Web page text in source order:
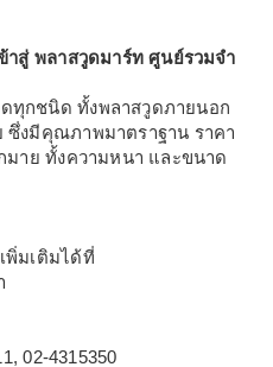
สู่ พลาสวูดมาร์ท ศูนย์รวมจำ
ทุกชนิด ทั้งพลาสวูดภายนอก
ซึ่งมีคุณภาพมาตราฐาน ราคา
มาย ทั้งความหนา และขนาด
พิ่มเติมได้ที่
02-4315350